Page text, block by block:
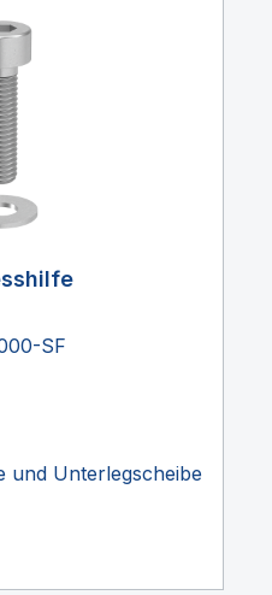
SF
und Unterlegscheibe